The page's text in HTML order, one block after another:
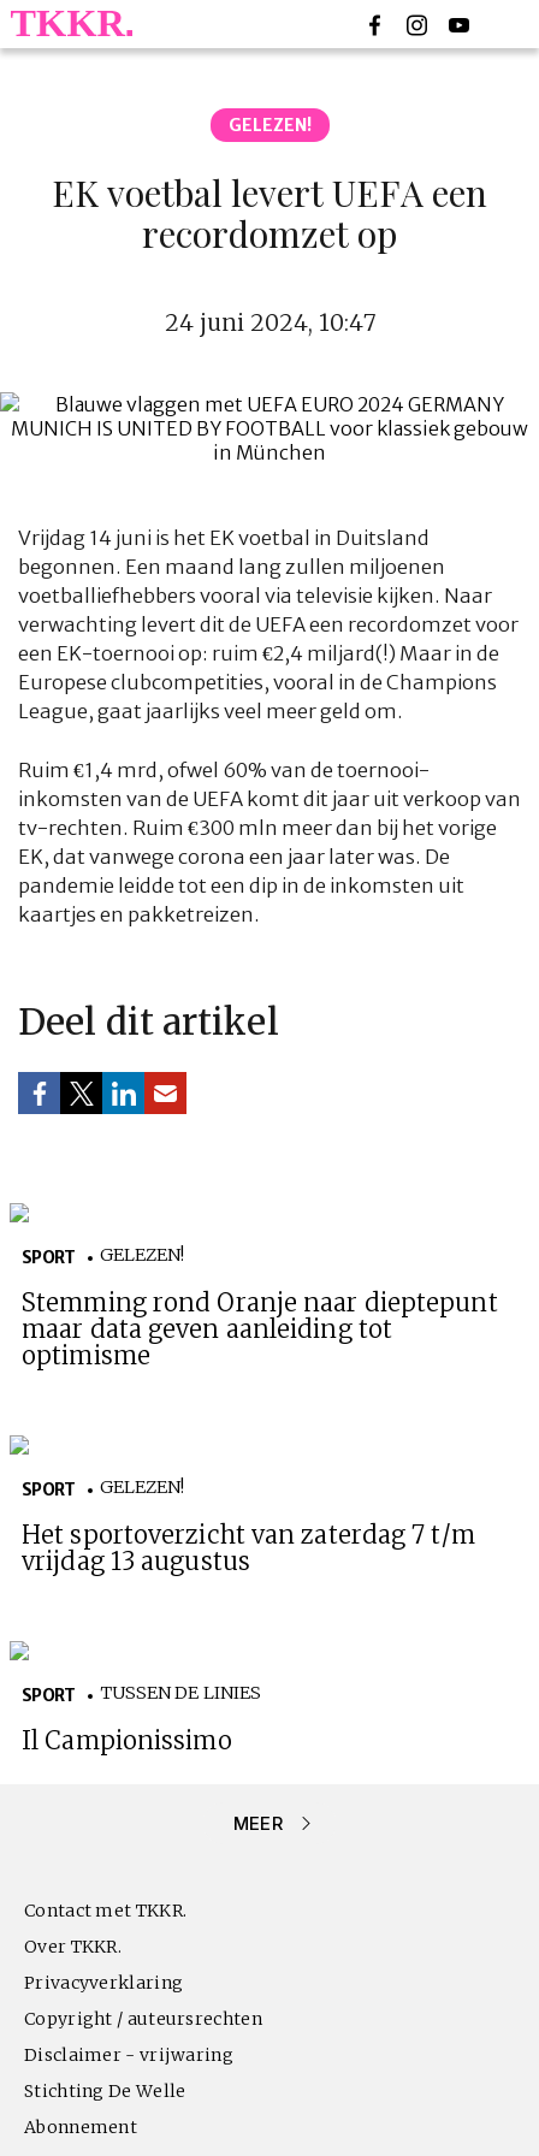
HOMECOLUMNS
AUTEURS
GELEZEN!
EK voetbal levert UEFA een
recordomzet op
24 juni 2024, 10:47
Vrijdag 14 juni is het EK voetbal in Duitsland
begonnen. Een maand lang zullen miljoenen
voetballiefhebbers vooral via televisie kijken. Naar
verwachting levert dit de UEFA een recordomzet voor
een EK-toernooi op: ruim €2,4 miljard(!) Maar in de
Europese clubcompetities, vooral in de Champions
League, gaat jaarlijks veel meer geld om.
Ruim €1,4 mrd, ofwel 60% van de toernooi-
inkomsten van de UEFA komt dit jaar uit verkoop van
tv-rechten. Ruim €300 mln meer dan bij het vorige
EK, dat vanwege corona een jaar later was. De
pandemie leidde tot een dip in de inkomsten uit
kaartjes en pakketreizen.
Deel dit artikel
SPORT GELEZEN!
Stemming rond Oranje naar dieptepunt
maar data geven aanleiding tot
optimisme
SPORT GELEZEN!
Het sportoverzicht van zaterdag 7 t/m
vrijdag 13 augustus
SPORT TUSSEN DE LINIES
Il Campionissimo
MEER
Contact met TKKR.
Over TKKR.
Privacyverklaring
Copyright / auteursrechten
Disclaimer - vrijwaring
Stichting De Welle
Abonnement